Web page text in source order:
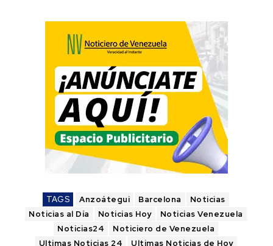
TAGS Anzoátegui Barcelona
Noticias
Noticias al Día
Noticias Hoy
Noticias Venezuela
Noticias24
Noticiero de Venezuela
Ultimas Noticias 24
Ultimas Noticias de Hoy